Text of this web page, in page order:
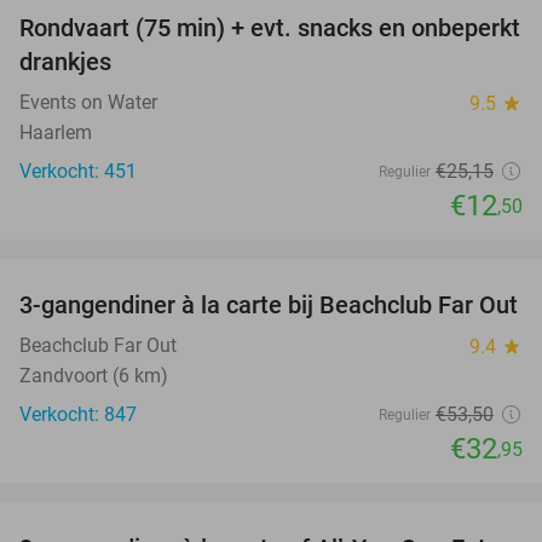
50%
Rondvaart (75 min) + evt. snacks en onbeperkt
drankjes
Events on Water 9.5 star
Haarlem
Verkocht: 451
Regulier €25,15
€12,50
38%
3-gangendiner à la carte bij Beachclub Far Out
Beachclub Far Out 9.4 star
Zandvoort (6 km)
Verkocht: 847
Regulier €53,50
€32,95